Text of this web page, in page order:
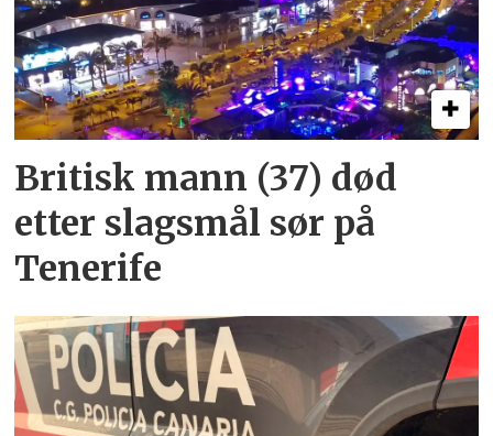
Britisk mann (37) død
etter slagsmål sør på
Tenerife